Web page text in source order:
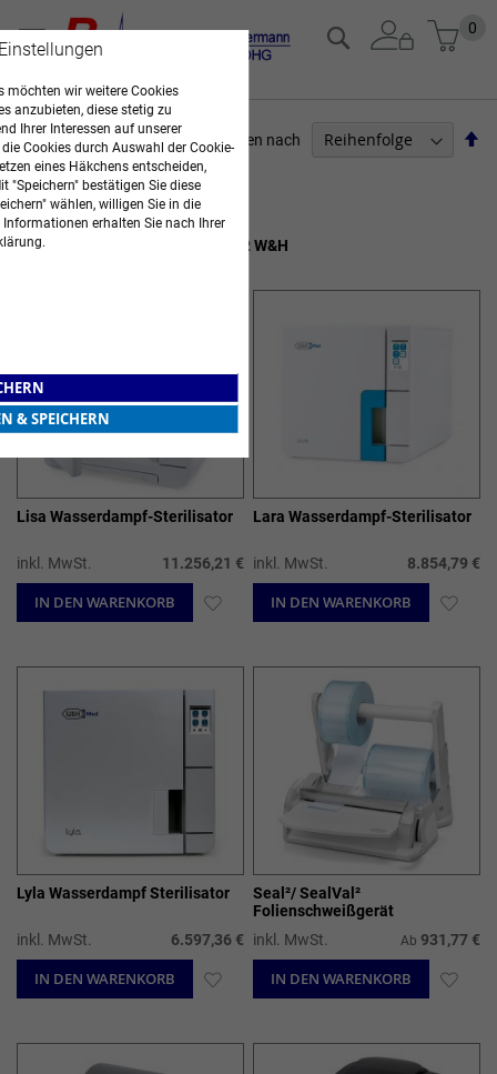
Zum
Inhalt
0
Suche
8Elemente
Sortieren nach
STERILISATOREN UND ZUBEHÖR W&H
Lisa Wasserdampf-Sterilisator
inkl. MwSt. 11.256,21 €
IN DEN WARENKORB ZUR
Lara Wasserdampf-Sterilisator
inkl. MwSt. 8.854,79 €
IN DEN WARENKORB ZUR
Lyla Wasserdampf Sterilisator
inkl. MwSt. 6.597,36 €
IN DEN WARENKORB ZUR
Seal²/ SealVal²
Folienschweißgerät
inkl. MwSt.
Ab 931,77 €
IN DEN WARENKORB ZUR
ARZTBEDARF
möchten wir weitere Cookies
anzubieten, diese stetig zu
Ihrer Interessen auf unserer
Cookies durch Auswahl der Cookie-
eines Häkchens entscheiden,
"Speichern" bestätigen Sie diese
wählen, willigen Sie in die
erhalten Sie nach Ihrer
& SPEICHERN